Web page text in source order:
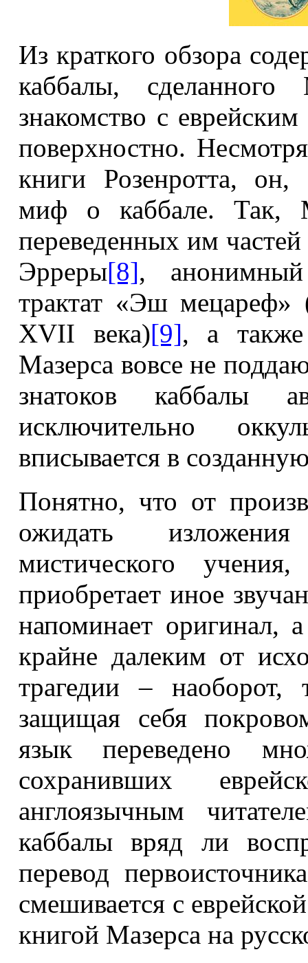
Из краткого обзора
каббалы,
знакомство с
поверхностно.
книги Розенротта, он,
миф о каббале. Так,
переведенных им
Эрреры[8], анонимный
трактат «Эш
XVII века)[9], а также
Мазерса вовсе не
знатоков каббалы
исключительно
вписывается в
Понятно, что от
ожидать
мистического
приобретает иное
напоминает оригинал,
крайне далеким от
трагедии – наоборот,
защищая себя
язык переведено
сохранивших
англоязычным
каббалы вряд ли
перевод
смешивается с
книгой Мазерса на